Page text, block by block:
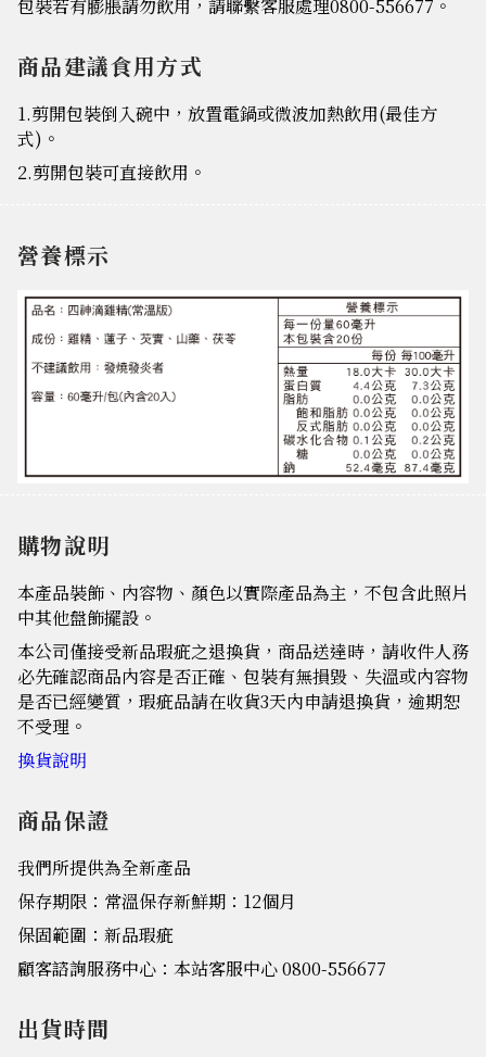
包裝若有膨脹請勿飲用，請聯繫客服處理0800-556677。
商品建議食用方式
1.剪開包裝倒入碗中，放置電鍋或微波加熱飲用(最佳方
式)。
2.剪開包裝可直接飲用。
營養標示
購物說明
本產品裝飾、內容物、顏色以實際產品為主，不包含此照片
中其他盤飾擺設。
本公司僅接受新品瑕疵之退換貨，商品送達時，請收件人務
必先確認商品內容是否正確、包裝有無損毀、失溫或內容物
是否已經變質，瑕疵品請在收貨3天內申請退換貨，逾期恕
不受理。
換貨說明
商品保證
我們所提供為全新產品
保存期限：常溫保存新鮮期：12個月
保固範圍：新品瑕疵
顧客諮詢服務中心：本站客服中心 0800-556677
出貨時間